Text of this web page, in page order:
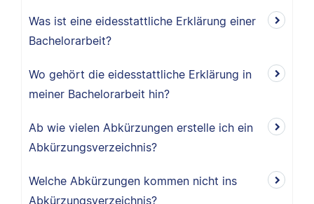
Was ist eine eidesstattliche Erklärung einer
Bachelorarbeit?
Wo gehört die eidesstattliche Erklärung in
meiner Bachelorarbeit hin?
Ab wie vielen Abkürzungen erstelle ich ein
Abkürzungsverzeichnis?
Welche Abkürzungen kommen nicht ins
Abkürzungsverzeichnis?